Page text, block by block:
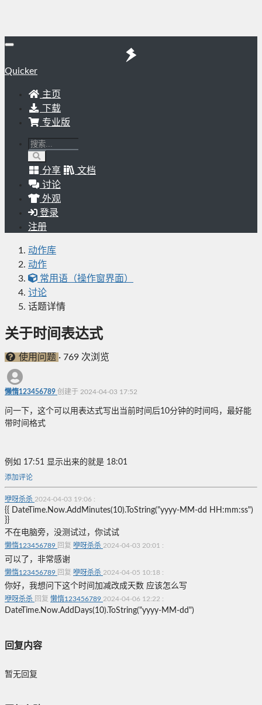
Quicker
主页
下载
专业版
分享
文档
讨论
外观
登录
注册
动作库
动作
常用语（操作窗界面）
讨论
话题详情
关于时间表达式
使用问题 · 769 次浏览
懒惰123456789 创建于 2024-04-03 17:52
问一下，这个可以用表达式写出当前时间后10分钟的时间吗，最好能
带时间格式
例如 17:51 显示出来的就是 18:01
添加评论
咿呀杀杀 2024-04-03 19:06 :
{{ DateTime.Now.AddMinutes(10).ToString("yyyy-MM-dd HH:mm:ss")
}}
不在电脑旁，没测试过，你试试
懒惰123456789 回复 咿呀杀杀 2024-04-03 20:01 :
可以了，非常感谢
懒惰123456789 回复 咿呀杀杀 2024-04-05 10:18 :
你好，我想问下这个时间加减改成天数 应该怎么写
咿呀杀杀 回复 懒惰123456789 2024-04-06 12:22 :
DateTime.Now.AddDays(10).ToString("yyyy-MM-dd")
回复内容
暂无回复